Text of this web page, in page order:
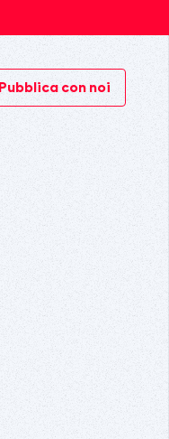
Pubblica con noi